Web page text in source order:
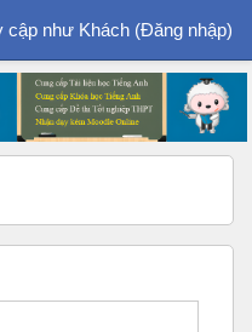
cập như Khách (Đăng nhập)